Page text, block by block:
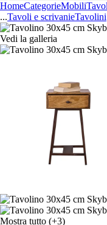
HomeCategorieMobili
...Tavoli e scrivanieTavolini
Vedi la galleria
Mostra tutto (+3)